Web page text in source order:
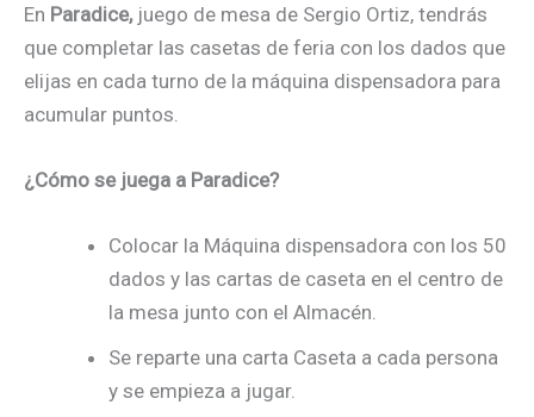
En Paradice,juego de mesa de Sergio Ortiz, tendrás
que completar las casetas de feria con los dados que
elijas en cada turno de la máquina dispensadora para
acumular puntos.
¿Cómo se juega a Paradice?
Colocar la Máquina dispensadora con los 50
dados y las cartas de caseta en el centro de
la mesa junto con el Almacén.
Se reparte una carta Caseta a cada persona
y se empieza a jugar.